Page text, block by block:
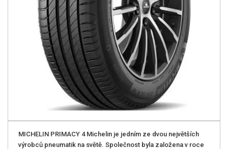
MICHELIN PRIMACY 4 Michelin je jedním ze dvou největších
výrobců pneumatik na světě. Společnost byla založena v roce